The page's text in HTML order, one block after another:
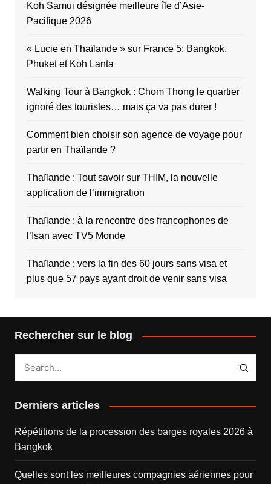
Koh Samui désignée meilleure île d’Asie-
Pacifique 2026
« Lucie en Thaïlande » sur France 5: Bangkok,
Phuket et Koh Lanta
Walking Tour à Bangkok : Chom Thong le quartier
ignoré des touristes… mais ça va pas durer !
Comment bien choisir son agence de voyage pour
partir en Thaïlande ?
Thaïlande : Tout savoir sur THIM, la nouvelle
application de l’immigration
Thaïlande : à la rencontre des francophones de
l’Isan avec TV5 Monde
Thaïlande : vers la fin des 60 jours sans visa et
plus que 57 pays ayant droit de venir sans visa
Rechercher sur le blog
Derniers articles
Répétitions de la procession des barges royales 2026 à
Bangkok
Quelles sont les meilleures compagnies aériennes pour